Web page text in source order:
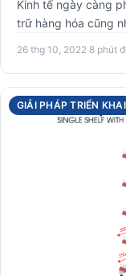
Kinh tế ngày càng
trữ hàng hóa cũng
26 thg 10, 2022·8 phút
GIẢI PHÁP TRIỂN KHAI